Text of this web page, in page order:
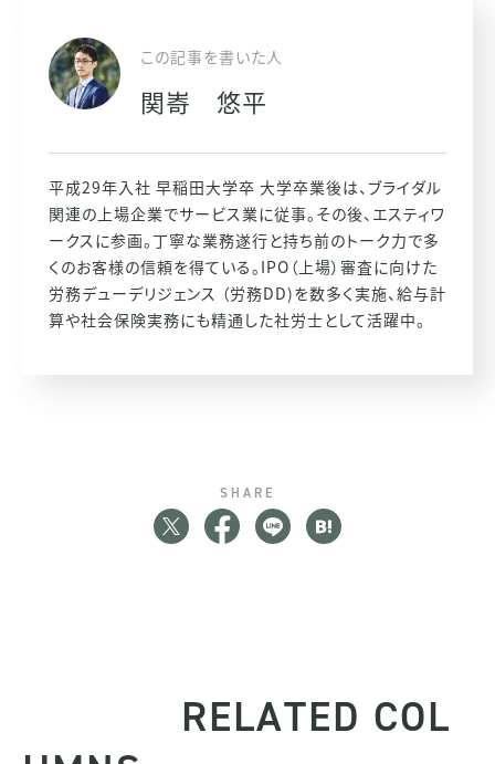
この記事を書いた人
関㟢 悠平
平成29年入社 早稲田大学卒 大学卒業後は、ブライダル
関連の上場企業でサービス業に従事。その後、エスティワ
ークスに参画。丁寧な業務遂行と持ち前のトーク力で多
くのお客様の信頼を得ている。IPO（上場）審査に向けた
労務デューデリジェンス （労務DD)を数多く実施、給与計
算や社会保険実務にも精通した社労士として活躍中。
SHARE
RELATED COL